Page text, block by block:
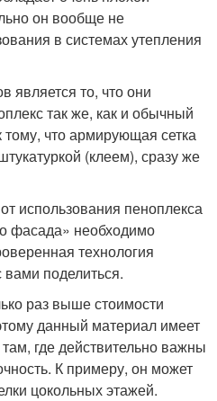
он вообще не
в системах утепления
является то, что они
так же, как и обычный
тому, что армирующая сетка
(клеем), сразу же
использования пеноплекса
фасада» необходимо
технология
вами поделиться.
раз выше стоимости
данный материал имеет
где действительно важны
К примеру, он может
цокольных этажей.